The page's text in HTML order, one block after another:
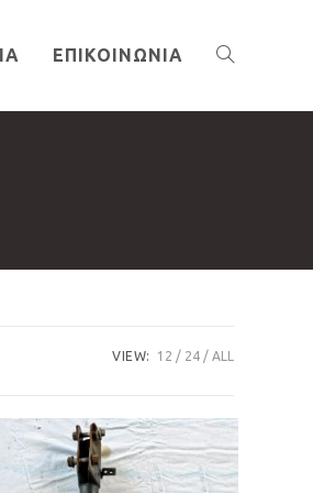
ΕΠΙΚΟΙΝΩΝΊΑ TOGGLE
SEARCH
VIEW: 12 24 ALL